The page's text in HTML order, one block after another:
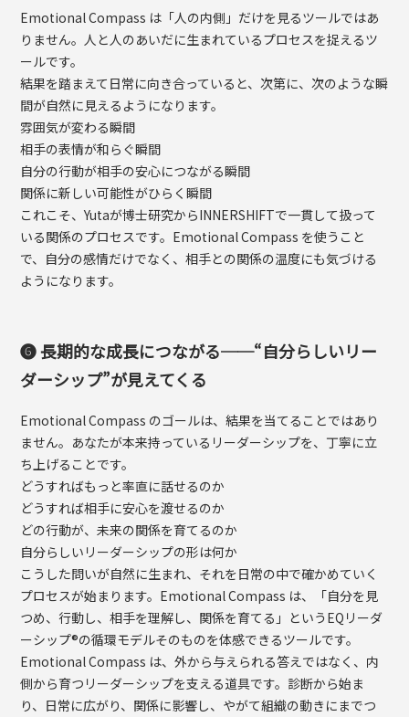
Emotional Compass は「人の内側」だけを見るツールではあ
りません。人と人のあいだに生まれているプロセスを捉えるツ
ールです。
結果を踏まえて日常に向き合っていると、次第に、次のような瞬
間が自然に見えるようになります。
雰囲気が変わる瞬間
相手の表情が和らぐ瞬間
自分の行動が相手の安心につながる瞬間
関係に新しい可能性がひらく瞬間
これこそ、Yutaが博士研究からINNERSHIFTで一貫して扱って
いる関係のプロセスです。Emotional Compass を使うこと
で、自分の感情だけでなく、相手との関係の温度にも気づける
ようになります。
❻ 長期的な成長につながる──“自分らしいリー
ダーシップ”が見えてくる
Emotional Compass のゴールは、結果を当てることではあり
ません。あなたが本来持っているリーダーシップを、丁寧に立
ち上げることです。
どうすればもっと率直に話せるのか
どうすれば相手に安心を渡せるのか
どの行動が、未来の関係を育てるのか
自分らしいリーダーシップの形は何か
こうした問いが自然に生まれ、それを日常の中で確かめていく
プロセスが始まります。Emotional Compass は、「自分を見
つめ、行動し、相手を理解し、関係を育てる」というEQリーダ
ーシップ®の循環モデルそのものを体感できるツールです。
Emotional Compass は、外から与えられる答えではなく、内
側から育つリーダーシップを支える道具です。診断から始ま
り、日常に広がり、関係に影響し、やがて組織の動きにまでつ